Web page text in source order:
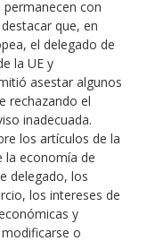
con
que, en
el delegado de
la UE y
asestar algunos
rechazando el
inadecuada.
los artículos de la
la economía de
delegado, los
los intereses de
y
o